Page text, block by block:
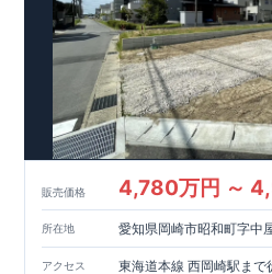
販売価格 4,780万円 ～
所在地 愛知県岡崎市昭和町字中
アクセス 東海道本線 西岡崎駅まで